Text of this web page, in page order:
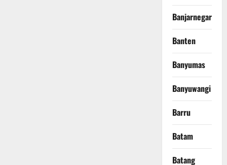
Banjarnegara
Banten
Banyumas
Banyuwangi
Barru
Batam
Batang